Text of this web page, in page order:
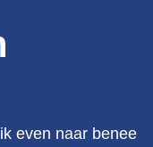
even naar benee